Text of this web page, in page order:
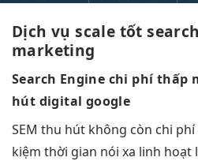
Dịch vụscale tốt
marketing
Search Engine chi phí thấp
hút digital google
SEM thu hút không còn chi
kiệm thời gian nói xa linh hoạt